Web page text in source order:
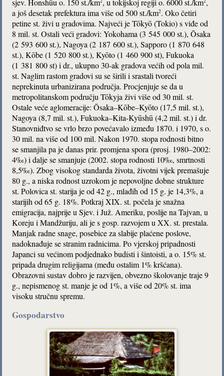
sjev. Honshūu o. 150 st./km , u tokijskoj regiji o. 6000 st./km ,
a još desetak prefektura ima više od 500 st./km2. Oko četiri
petine st. živi u gradovima. Najveći je Tōkyō (Tokio) s viđe od
8 mil. st. Ostali veći gradovi: Yokohama (3 545 000 st.), Ōsaka
(2 593 600 st.), Nagoya (2 187 600 st.), Sapporo (1 870 648
st.), Kōbe (1 520 800 st.), Kyōto (1 460 900 st), Fukuoka
(1 381 800 st) i dr., ukupno 30-ak gradova većih od pola mil.
st. Naglim rastom gradovi su se širili i srastali tvoreći
neprekinuta urbanizirana područja. Procjenjuje se da u
metropolitanskom području Tōkyja živi više od 30 mil. st.
Ostale veće aglomeracije: Ōsaka–Kōbe–Kyōto (17,5 mil. st.),
Nagoya (8,7 mil. st.), Fukuoka–Kita-Kyūshū (4,2 mil. st.) i dr.
Stanovniđtvo se vrlo brzo povećavalo između 1870. i 1970, s o.
30 mil. na više od 100 mil. Nakon 1970. stopa rodnosti bitno
se smanjila pa je danas prir. promjena spora (prosj. 1980–2002:
4‰) i dalje se smanjuje (2002. stopa rodnosti 10‰, smrtnosti
8,5‰). Zbog visokog standarda života, životni vijek premašuje
80 g., a niska rodnost uzrokom je nepovoljne dobne strukture
st. Polovica st. starija je od 42 g., mlađih od 15 g. je 14,3%, a
starijih od 65 g. 18%. Potkraj XIX. st. počela je snažna
emigracija, najprije u Sjev. i Juž. Ameriku, poslije na Tajvan, u
Koreju i Mandžuriju, ali je s gosp. razvojem u XX. st. prestala.
Manjak radne snage, posebice za slabije plaćene poslove,
nadoknađuje se stranim radnicima. Po vjerskoj pripadnosti
Japanci su većinom podjednako budisti i šintoisti, a o. 15% st.
pripada drugim religijama (među ostalim 1% kršćana).
Obrazovni sustav dobro je razvijen, obvezno školovanje traje 9
g., nepismenog st. manje je od 1%, a više od 20% st. ima
visoku stručnu spremu.
Gospodarstvo